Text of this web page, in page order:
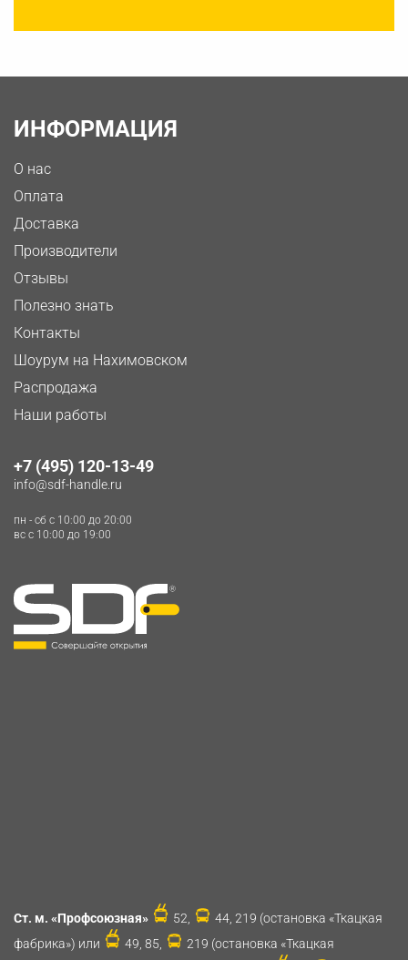
ИНФОРМАЦИЯ
О нас
Оплата
Доставка
Производители
Отзывы
Полезно знать
Контакты
Шоурум на Нахимовском
Распродажа
Наши работы
+7 (495) 120-13-49
info@sdf-handle.ru
пн - сб c 10:00 до 20:00
вс c 10:00 до 19:00
Ст. м. «Профсоюзная» 52,
44, 219 (остановка «Ткацкая
фабрика») или
49, 85, 219 (остановка «Ткацкая